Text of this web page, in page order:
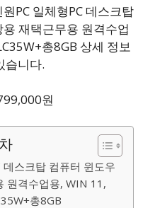
PC 일체형PC 데스크탑
재택근무용 원격수업
총8GB 상세 정보
습니다.
원
스크탑 컴퓨터 윈도우
원격수업용, WIN 11,
총8GB